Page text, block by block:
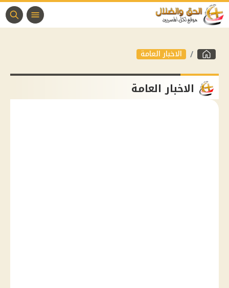
الاخبار العامة
الاخبار العامة